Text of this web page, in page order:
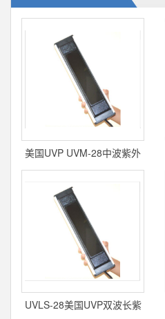
美国UVP UVM-28中波紫外
线灯
UVLS-28美国UVP双波长紫